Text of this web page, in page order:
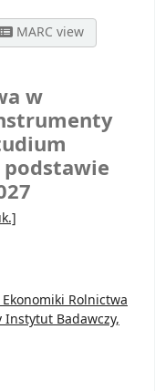
MARC view
w
Rolnictwa
Instytut Badawczy,